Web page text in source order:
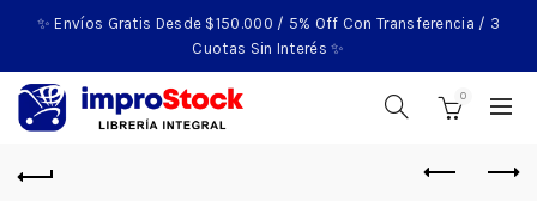
✨ Envíos Gratis Desde $150.000 / 5% Off Con Transferencia / 3
Cuotas Sin Interés ✨
0